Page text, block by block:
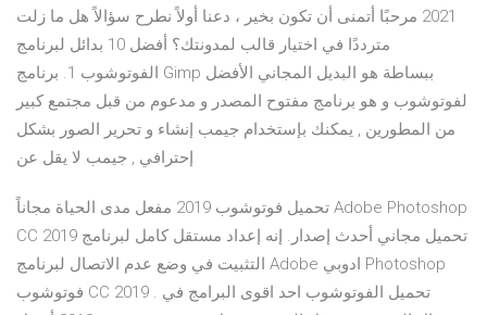
2021 مرحبًا أتمنى أن تكون بخير ، دعنا أولاً نطرح سؤالاً هل ما زلت
مترددًا في اختيار قالب لمدونتك؟ أفضل 10 بدائل لبرنامج
الفوتوشوب 1. برنامج Gimp ببساطة هو البديل المجاني الأفضل
لفوتوشوب و هو برنامج مفتوح المصدر و مدعوم من قبل مجتمع كبير
من المطورين , يمكنك بإستخدام جيمب إنشاء و تحرير الصور بشكل
إحترافي , جيمب لا يقل عن
تحميل فوتوشوب 2019 مفعل مدى الحياة مجاناً Adobe Photoshop
CC 2019 تحميل مجاني أحدث إصدار. إنه إعداد مستقل كامل لبرنامج
التثبيت في وضع عدم الاتصال لبرنامج Adobe ادوبي Photoshop
فوتوشوب CC 2019 . تحميل الفوتوشوب احد اقوى البرامج في